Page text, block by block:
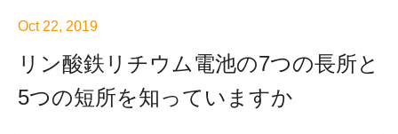
Oct 22, 2019
リン酸鉄リチウム電池の7つの長所と
5つの短所を知っていますか